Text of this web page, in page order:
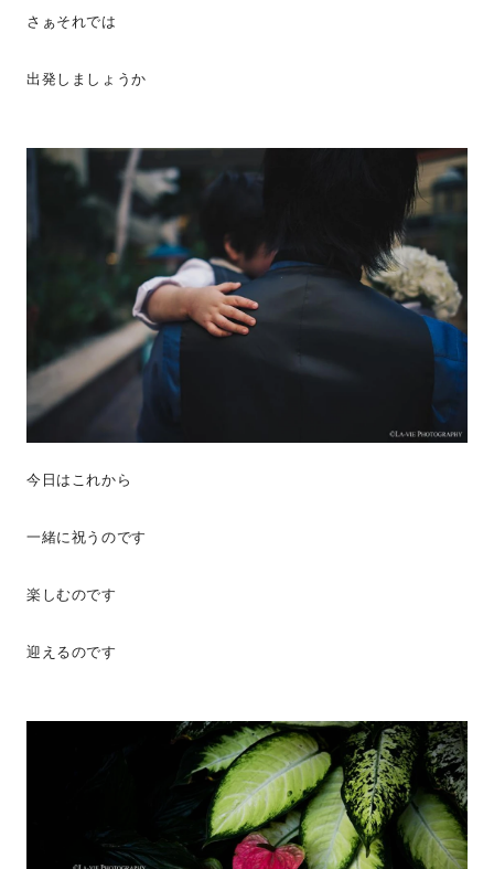
さぁそれでは
出発しましょうか
今日はこれから
一緒に祝うのです
楽しむのです
迎えるのです